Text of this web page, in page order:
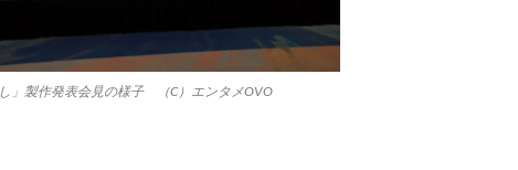
」製作発表会見の様子 （C）エンタメOVO